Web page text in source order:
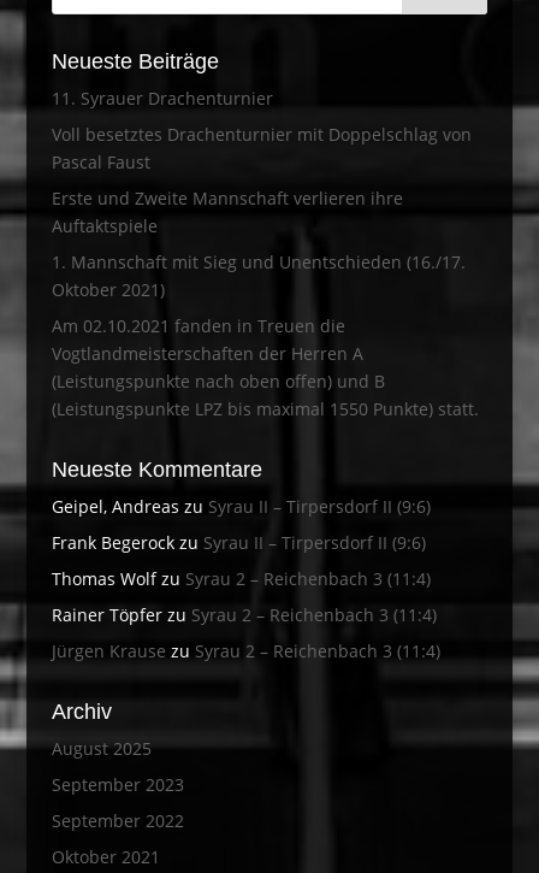
Neueste Beiträge
11. Syrauer Drachenturnier
Voll besetztes Drachenturnier mit Doppelschlag von
Pascal Faust
Erste und Zweite Mannschaft verlieren ihre
Auftaktspiele
1. Mannschaft mit Sieg und Unentschieden (16./17.
Oktober 2021)
Am 02.10.2021 fanden in Treuen die
Vogtlandmeisterschaften der Herren A
(Leistungspunkte nach oben offen) und B
(Leistungspunkte LPZ bis maximal 1550 Punkte) statt.
Neueste Kommentare
Geipel, Andreas zu Syrau II – Tirpersdorf II (9:6)
Frank Begerockzu Syrau II – Tirpersdorf II (9:6)
Thomas Wolfzu Syrau 2 – Reichenbach 3 (11:4)
Rainer Töpferzu Syrau 2 – Reichenbach 3 (11:4)
Jürgen Krause zu Syrau 2 – Reichenbach 3 (11:4)
Archiv
August 2025
September 2023
September 2022
Oktober 2021